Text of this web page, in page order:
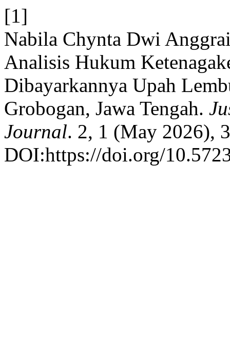
[1]
Nabila Chynta Dwi
Analisis Hukum
Dibayarkannya Upah
Grobogan, Jawa Tengah.
Journal. 2, 1 (May 2026),
DOI:https://doi.org/